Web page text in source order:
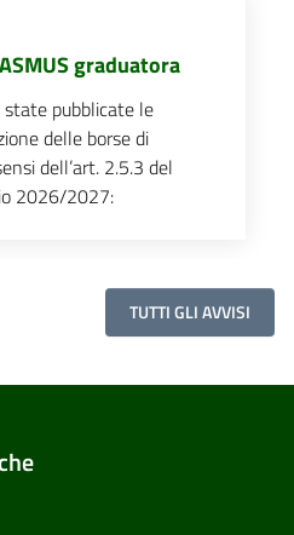
graduatora
pubblicate le
delle borse di
dell’art. 2.5.3 del
2026/2027:
TUTTI GLI AVVISI